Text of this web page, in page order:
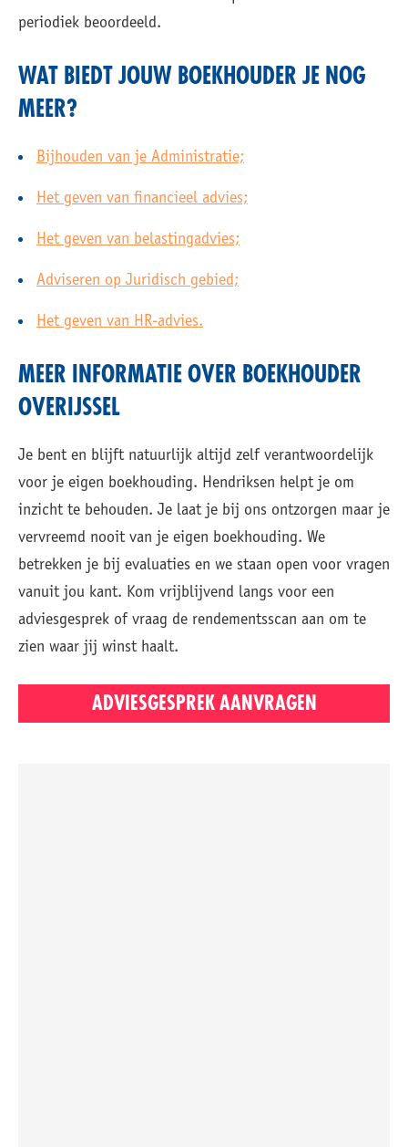
periodiek beoordeeld.
WAT BIEDT JOUW BOEKHOUDER JE NOG
MEER?
Bijhouden van je Administratie;
Het geven van financieel advies;
Het geven van belastingadvies;
Adviseren op Juridisch gebied;
Het geven van HR-advies.
MEER INFORMATIE OVER BOEKHOUDER
OVERIJSSEL
Je bent en blijft natuurlijk altijd zelf verantwoordelijk
voor je eigen boekhouding. Hendriksen helpt je om
inzicht te behouden. Je laat je bij ons ontzorgen maar je
vervreemd nooit van je eigen boekhouding. We
betrekken je bij evaluaties en we staan open voor vragen
vanuit jou kant. Kom vrijblijvend langs voor een
adviesgesprek of vraag de rendementsscan aan om te
zien waar jij winst haalt.
ADVIESGESPREK AANVRAGEN